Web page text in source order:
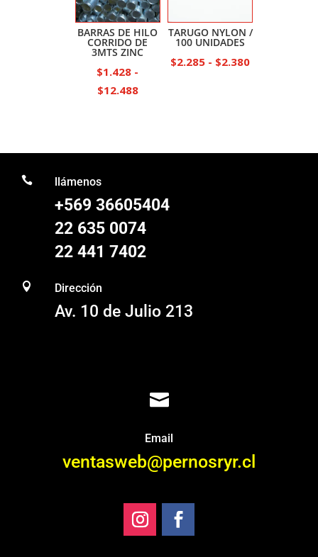
$27.227
BARRAS DE HILO
CORRIDO DE
3MTS ZINC
$1.428 -
$12.488Rango
$12.488
TARUGO NYLON /
100 UNIDADES
$2.285 - $2.380Rango
hasta
 llámenos
+569 36605404
22 635 0074
22 441 7402
 Dirección
Av. 10 de Julio 213

Email
ventasweb@pernosryr.cl